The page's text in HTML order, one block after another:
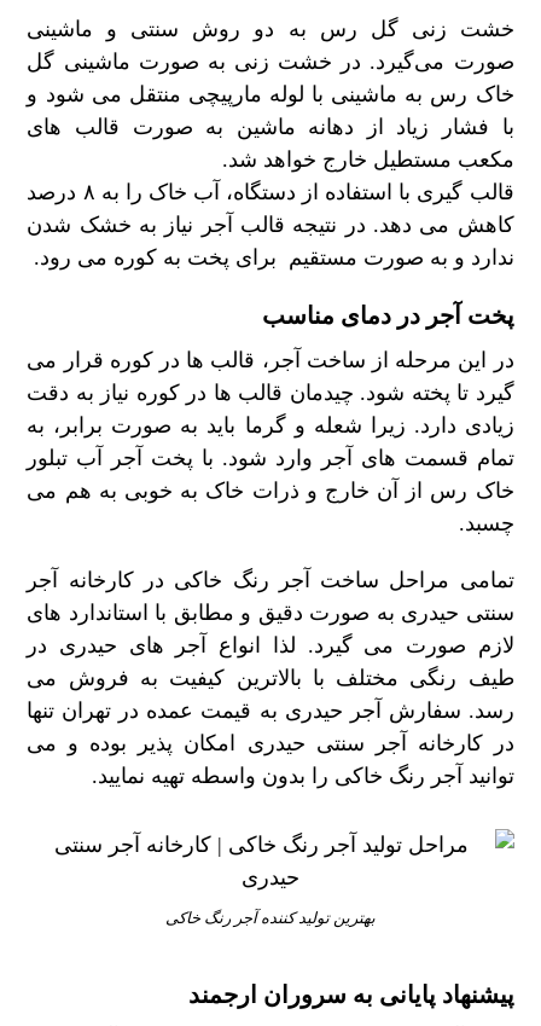
خشت زنی گل رس به دو روش سنتی و ماشینی
صورت می‌گیرد. در خشت زنی به صورت ماشینی گل
خاک رس به ماشینی با لوله مارپیچی منتقل می شود و
با فشار زیاد از دهانه ماشین به صورت قالب های
مکعب مستطیل خارج خواهد شد.
قالب گیری با استفاده از دستگاه، آب خاک را به ۸ درصد
کاهش می دهد. در نتیجه قالب آجر نیاز به خشک شدن
ندارد و به صورت مستقیم برای پخت به کوره می رود.
پخت آجر در دمای مناسب
در این مرحله از ساخت آجر، قالب ها در کوره قرار می
گیرد تا پخته شود. چیدمان قالب ها در کوره نیاز به دقت
زیادی دارد. زیرا شعله و گرما باید به صورت برابر، به
تمام قسمت های آجر وارد شود. با پخت آجر آب تبلور
خاک رس از آن خارج و ذرات خاک به خوبی به هم می
چسبد.
تمامی مراحل ساخت آجر رنگ خاکی در کارخانه آجر
سنتی حیدری به صورت دقیق و مطابق با استاندارد های
لازم صورت می گیرد. لذا انواع آجر های حیدری در
طیف رنگی مختلف با بالاترین کیفیت به فروش می
رسد. سفارش آجر حیدری به قیمت عمده در تهران تنها
در کارخانه آجر سنتی حیدری امکان پذیر بوده و می
توانید آجر رنگ خاکی را بدون واسطه تهیه نمایید.
بهترین تولید کننده آجر رنگ خاکی
پیشنهاد پایانی به سروران ارجمند